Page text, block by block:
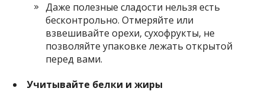
Даже полезные сладости нельзя есть
бесконтрольно. Отмеряйте или
взвешивайте орехи, сухофрукты, не
позволяйте упаковке лежать открытой
перед вами.
Учитывайте белки и жиры